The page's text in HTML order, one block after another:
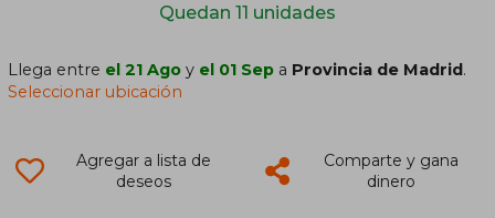
Quedan 11 unidades
Llega entre el 21 Ago y el 01 Sep a Provincia de Madrid.
Seleccionar ubicación
Agregar a lista de
deseos
Comparte y gana
dinero